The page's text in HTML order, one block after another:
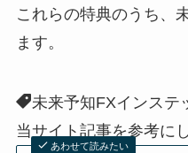
これらの特典のうち、
ます。
未来予知FXインステ
当サイト記事を参考に
あわせて読みたい